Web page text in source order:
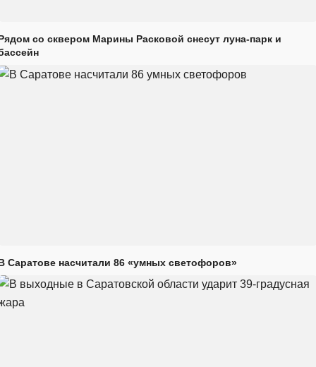
со сквером Марины Расковой снесут луна-парк и
Саратове насчитали 86 «умных светофоров»